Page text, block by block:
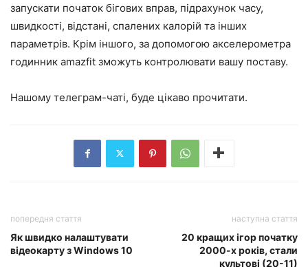
запускати початок бігових вправ, підрахунок часу,
швидкості, відстані, спалених калорій та інших
параметрів. Крім іншого, за допомогою акселерометра
годинник amazfit зможуть контролювати вашу поставу.
Нашому телеграм-чаті, буде цікаво прочитати.
попередня стаття
Як швидко налаштувати
відеокарту з Windows 10
наступна стаття
20 кращих ігор початку
2000-х років, стали
культові (20-11)